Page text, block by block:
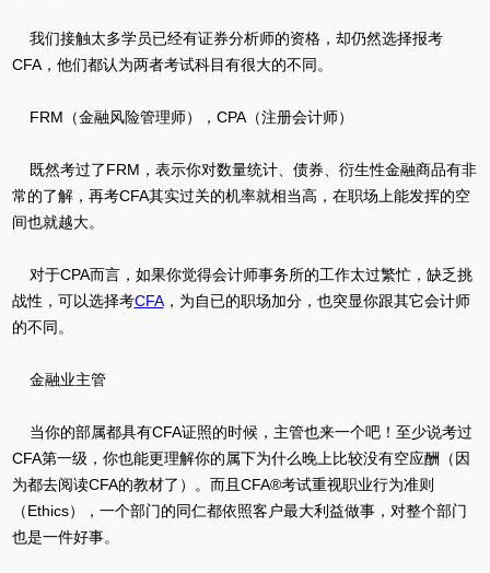
我们接触太多学员已经有证券分析师的资格，却仍然选择报考
CFA，他们都认为两者考试科目有很大的不同。
FRM（金融风险管理师），CPA（注册会计师）
既然考过了FRM，表示你对数量统计、债券、衍生性金融商品有非
常的了解，再考CFA其实过关的机率就相当高，在职场上能发挥的空
间也就越大。
对于CPA而言，如果你觉得会计师事务所的工作太过繁忙，缺乏挑
战性，可以选择考CFA，为自已的职场加分，也突显你跟其它会计师
的不同。
金融业主管
当你的部属都具有CFA证照的时候，主管也来一个吧！至少说考过
CFA第一级，你也能更理解你的属下为什么晚上比较没有空应酬（因
为都去阅读CFA的教材了）。而且CFA®考试重视职业行为准则
（Ethics），一个部门的同仁都依照客户最大利益做事，对整个部门
也是一件好事。